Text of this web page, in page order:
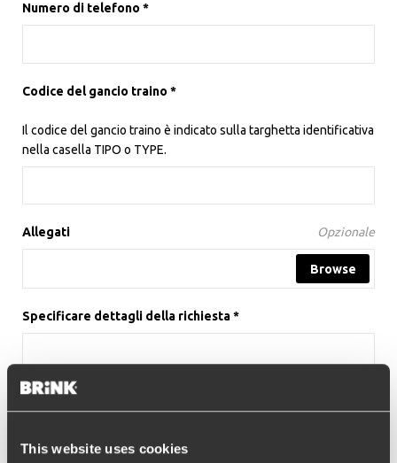
This website uses cookies
Numero di telefono *
Codice del gancio traino *
Il codice del gancio traino è indicato sulla targhetta identificativa
nella casella TIPO o TYPE.
Allegati Opzionale
Specificare dettagli della richiesta *